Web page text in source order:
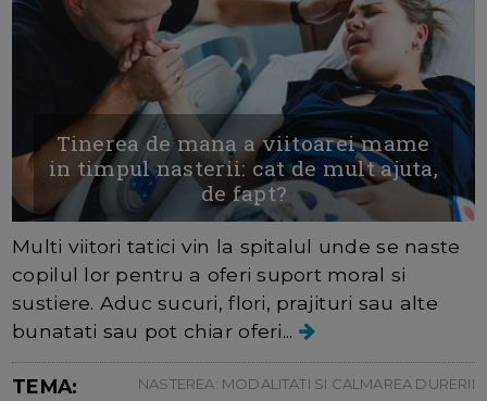
Tinerea de mana a viitoarei mame
in timpul nasterii: cat de mult ajuta,
de fapt?
Multi viitori tatici vin la spitalul unde se naste
copilul lor pentru a oferi suport moral si
sustiere. Aduc sucuri, flori, prajituri sau alte
bunatati sau pot chiar oferi...
TEMA: NASTEREA: MODALITATI SI CALMAREA DURERII